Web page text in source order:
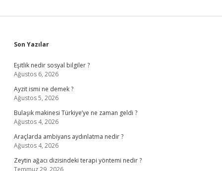
Sidebar
Son Yazılar
Eşitlik nedir sosyal bilgiler ?
Ağustos 6, 2026
Ayzit ismi ne demek ?
Ağustos 5, 2026
Bulaşık makinesi Türkiye’ye ne zaman geldi ?
Ağustos 4, 2026
Araçlarda ambiyans aydınlatma nedir ?
Ağustos 4, 2026
Zeytin ağacı dizisindeki terapi yöntemi nedir ?
Temmuz 29, 2026